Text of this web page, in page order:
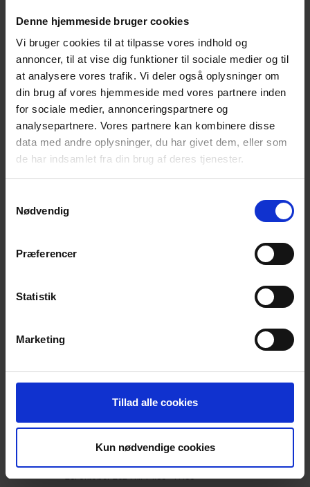
Denne hjemmeside bruger cookies
Vi bruger cookies til at tilpasse vores indhold og
annoncer, til at vise dig funktioner til sociale medier og til
at analysere vores trafik. Vi deler også oplysninger om
din brug af vores hjemmeside med vores partnere inden
for sociale medier, annonceringspartnere og
analysepartnere. Vores partnere kan kombinere disse
data med andre oplysninger, du har givet dem, eller som
de har indsamlet fra din brug af deres tjenester.
Nødvendig
Præferencer
Statistik
Marketing
Tillad alle cookies
Kun nødvendige cookies
Frederiksberg Have - Hovedindgang Frederiksberg
Runddel 3D, Frederiksberg
TORS
10
10. oktober 2024 kl. 19:00-21:00
Hadsundvej 35, Aalborg
SØN
20. oktober 2024 kl. 14:00-17:00